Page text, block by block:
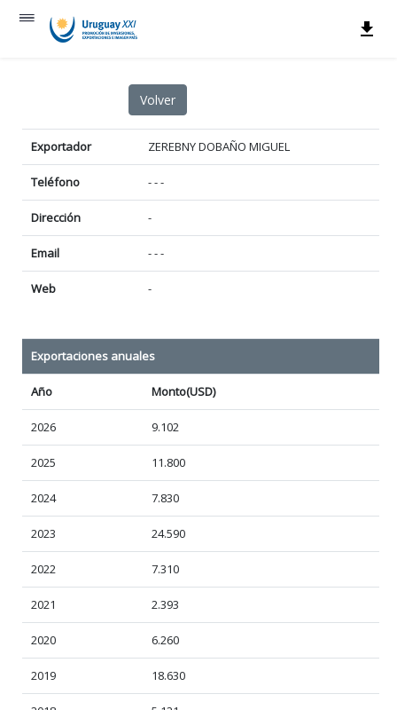
Exportador ZEREBNY DOBAÑO MIGUEL
Teléfono - - -
Dirección -
Email - - -
Web -
Exportaciones anuales
Año Monto(USD)
2026 9.102
2025 11.800
2024 7.830
2023 24.590
2022 7.310
2021 2.393
2020 6.260
2019 18.630